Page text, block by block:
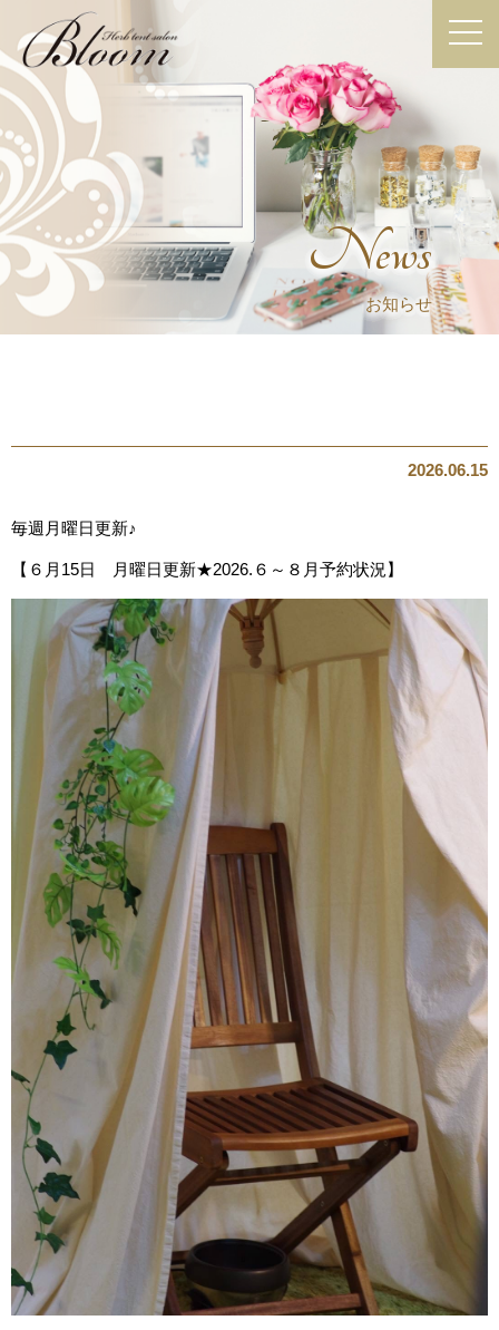
News
お知らせ
2026.06.15
毎週月曜日更新♪
【６月15日 月曜日更新★2026.６～８月予約状況】